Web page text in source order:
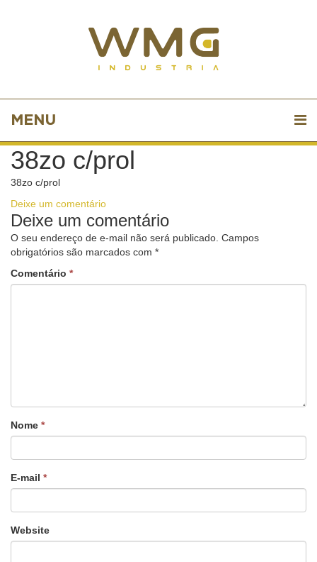
MENU
38zo c/prol
38zo c/prol
Deixe um comentário
Deixe um comentário
O seu endereço de e-mail não será publicado. Campos
obrigatórios são marcados com *
Comentário *
Nome *
E-mail *
Website